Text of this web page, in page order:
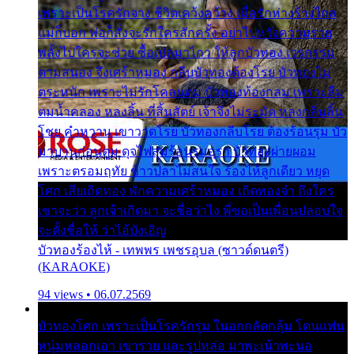
เพราะเป็นโรครักจาง ชีวิตเคว้งคว้าง เมื่อรักห่างร้างไกล
แม่ก็บอก พ่อก็สั่งจะรักใครสักครั้ง อย่าไปหวังความรวย
พลั้งไปใครจะช่วย ซื้อเปลมาไกว ให้ลูกบัวทอง เวรกรรม
ตามสนอง จึงเศร้าหมอง กลีบบัวทองต้องโรย บัวทองไม่
ตระหนัก เพราะไม่รักโคลนตม บัวทองท้องกลม เพราะลืม
ตมน้ำคลอง หลงลิ้น ที่สิ้นสัตย์ เจ้าจึงไม่ระมัด หลงกลิ่นลิ้น
โชย คำหวาน เขาวาดโรย บัวทองกลีบโรย ต้องร้อนรุม บัว
มาบานก่อนตูม ดุจไฟสุมร้อนรุมอุรา บัวทองผ่ายผอม
เพราะตรอมฤทัย ข้าวปลาไม่สนใจ ร้องไห้ลูกเดียว หยุด
โศก เสียเถิดทอง พักความเศร้าหมอง เถิดทองจ๋า ถึงใคร
เขาจะว่า ลูกเจ้าเกิดมา จะชื่อว่าไง พี่ขอเป็นเพื่อนปลอบใจ
จะตั้งชื่อให้ ว่าไอ้บังเอิญ
บัวทองร้องไห้ - เทพพร เพชรอุบล (ซาวด์ดนตรี)
(KARAOKE)
94 views • 06.07.2569
บัวทองโศก เพราะเป็นโรครักรุม ในอกกลัดกลุ้ม โดนแฟน
หนุ่มหลอกเอา เขารวย และรูปหล่อ มาพะเน้าพะนอ